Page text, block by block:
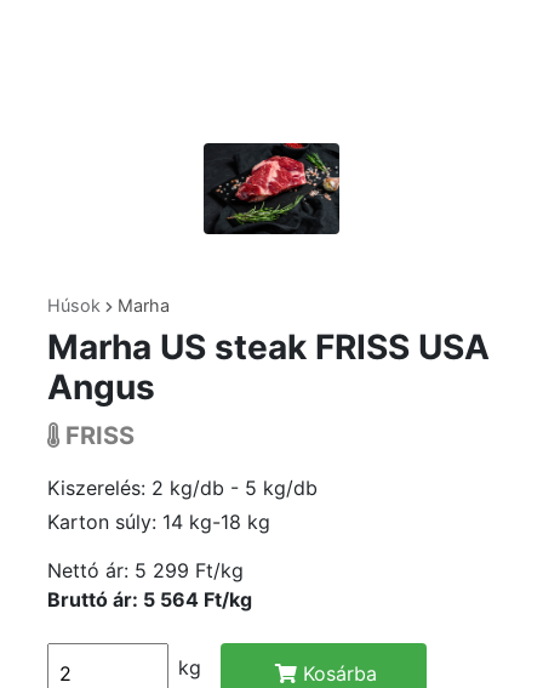
Húsok Marha
Marha US steak FRISS USA
Angus
FRISS
Kiszerelés: 2 kg/db - 5 kg/db
Karton súly: 14 kg-18 kg
Nettó ár: 5 299 Ft/kg
Bruttó ár: 5 564 Ft/kg
kg Kosárba